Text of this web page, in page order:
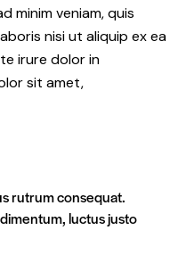
minim veniam, quis
nisi ut aliquip ex ea
irure dolor in
sit amet,
rutrum consequat.
luctus justo